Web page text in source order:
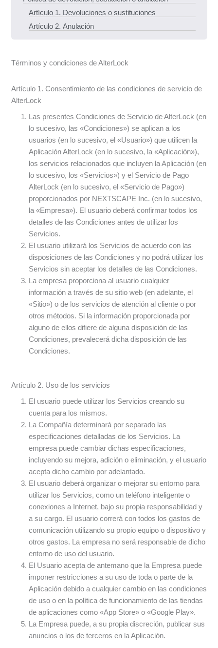
Artículo 1. Devoluciones o sustituciones
Artículo 2. Anulación
Términos y condiciones de AlterLock
Artículo 1. Consentimiento de las condiciones de servicio de
AlterLock
Las presentes Condiciones de Servicio de AlterLock (en
lo sucesivo, las «Condiciones») se aplican a los
usuarios (en lo sucesivo, el «Usuario») que utilicen la
Aplicación AlterLock (en lo sucesivo, la «Aplicación»),
los servicios relacionados que incluyen la Aplicación (en
lo sucesivo, los «Servicios») y el Servicio de Pago
AlterLock (en lo sucesivo, el «Servicio de Pago»)
proporcionados por NEXTSCAPE Inc. (en lo sucesivo,
la «Empresa»). El usuario deberá confirmar todos los
detalles de las Condiciones antes de utilizar los
Servicios.
El usuario utilizará los Servicios de acuerdo con las
disposiciones de las Condiciones y no podrá utilizar los
Servicios sin aceptar los detalles de las Condiciones.
La empresa proporciona al usuario cualquier
información a través de su sitio web (en adelante, el
«Sitio») o de los servicios de atención al cliente o por
otros métodos. Si la información proporcionada por
alguno de ellos difiere de alguna disposición de las
Condiciones, prevalecerá dicha disposición de las
Condiciones.
Artículo 2. Uso de los servicios
El usuario puede utilizar los Servicios creando su
cuenta para los mismos.
La Compañía determinará por separado las
especificaciones detalladas de los Servicios. La
empresa puede cambiar dichas especificaciones,
incluyendo su mejora, adición o eliminación, y el usuario
acepta dicho cambio por adelantado.
El usuario deberá organizar o mejorar su entorno para
utilizar los Servicios, como un teléfono inteligente o
conexiones a Internet, bajo su propia responsabilidad y
a su cargo. El usuario correrá con todos los gastos de
comunicación utilizando su propio equipo o dispositivo y
otros gastos. La empresa no será responsable de dicho
entorno de uso del usuario.
El Usuario acepta de antemano que la Empresa puede
imponer restricciones a su uso de toda o parte de la
Aplicación debido a cualquier cambio en las condiciones
de uso o en la política de funcionamiento de las tiendas
de aplicaciones como «App Store» o «Google Play».
La Empresa puede, a su propia discreción, publicar sus
anuncios o los de terceros en la Aplicación.